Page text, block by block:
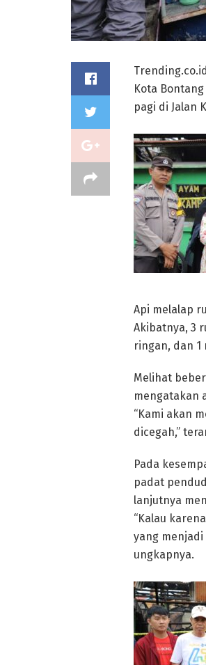
Kota
pagi di Jalan
Api melalap
Akibatnya, 3
ringan, dan
Melihat
mengatakan
“Kami akan
dicegah,”
Pada
padat
lanjutnya
“Kalau
yang
ungkapnya.